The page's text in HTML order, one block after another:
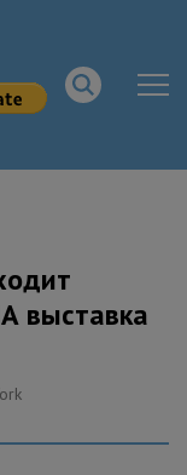
выставка